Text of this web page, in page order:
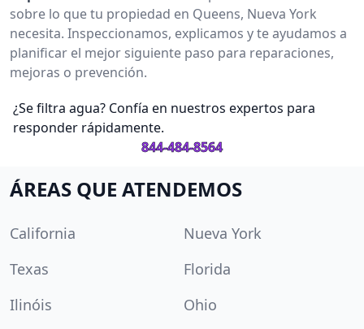
sobre lo que tu propiedad en Queens, Nueva York
necesita. Inspeccionamos, explicamos y te ayudamos a
planificar el mejor siguiente paso para reparaciones,
mejoras o prevención.
¿Se filtra agua? Confía en nuestros expertos para
responder rápidamente.
844-484-8564
ÁREAS QUE ATENDEMOS
California
Nueva York
Texas
Florida
Ilinóis
Ohio